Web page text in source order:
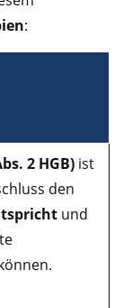
:
2 HGB) ist
den
und